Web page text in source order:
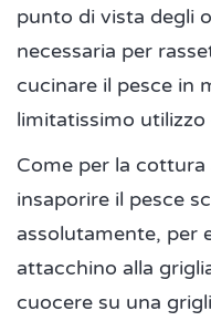
punto di vista degli
necessaria per
cucinare il pesce in
limitatissimo utilizzo
Come per la
insaporire il pesce
assolutamente, per
attacchino alla
cuocere su una